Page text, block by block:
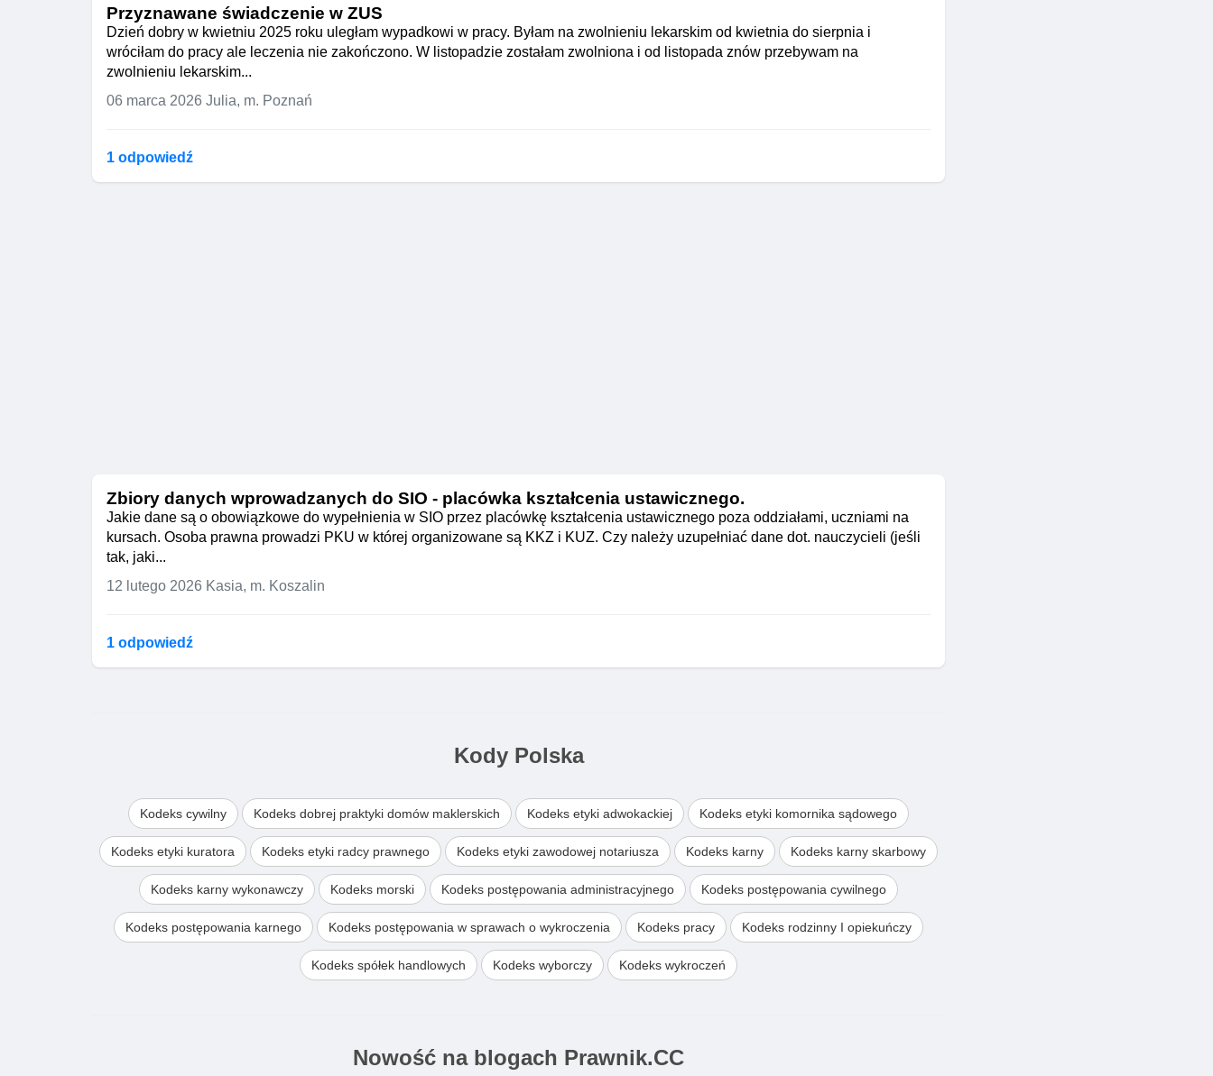
Przyznawane świadczenie w ZUS
Dzień dobry w kwietniu 2025 roku uległam wypadkowi w pracy. Byłam na zwolnieniu lekarskim od kwietnia do sierpnia i
wróciłam do pracy ale leczenia nie zakończono. W listopadzie zostałam zwolniona i od listopada znów przebywam na
zwolnieniu lekarskim...
06 marca 2026 Julia, m. Poznań
1 odpowiedź
Zbiory danych wprowadzanych do SIO - placówka kształcenia ustawicznego.
Jakie dane są o obowiązkowe do wypełnienia w SIO przez placówkę kształcenia ustawicznego poza oddziałami, uczniami na
kursach. Osoba prawna prowadzi PKU w której organizowane są KKZ i KUZ. Czy należy uzupełniać dane dot. nauczycieli (jeśli
tak, jaki...
12 lutego 2026 Kasia, m. Koszalin
1 odpowiedź
Kody Polska
Kodeks cywilny Kodeks dobrej praktyki domów maklerskich Kodeks etyki adwokackiej Kodeks etyki komornika sądowego
Kodeks etyki kuratora Kodeks etyki radcy prawnego Kodeks etyki zawodowej notariusza Kodeks karny Kodeks karny skarbowy
Kodeks karny wykonawczy Kodeks morski Kodeks postępowania administracyjnego Kodeks postępowania cywilnego
Kodeks postępowania karnego Kodeks postępowania w sprawach o wykroczenia Kodeks pracy Kodeks rodzinny I opiekuńczy
Kodeks spółek handlowych Kodeks wyborczy Kodeks wykroczeń
Nowość na blogach Prawnik.CC